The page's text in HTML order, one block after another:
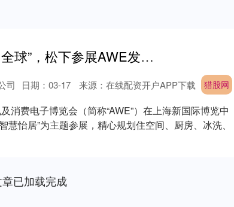
猎股网 ​“在中国，为全球”，松下参展AWE发布中国事业新战略
猎股网
日期：03-17 来源：在线配资开户APP下载
司
消费电子博览会（简称“AWE”）在上海新国际博览中
慧怡居”为主题参展，精心规划住空间、厨房、冰洗、
已加载完成